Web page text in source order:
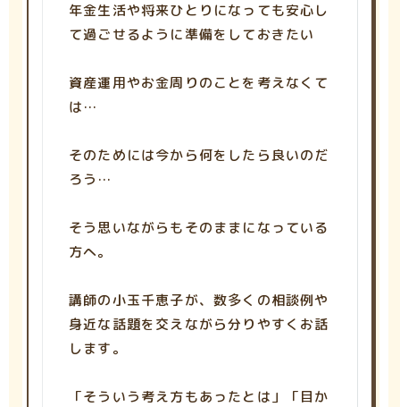
年金生活や将来ひとりになっても安心し
て過ごせるように準備をしておきたい
資産運用やお金周りのことを考えなくて
は…
そのためには今から何をしたら良いのだ
ろう…
そう思いながらもそのままになっている
方へ。
講師の小玉千恵子が、数多くの相談例や
身近な話題を交えながら分りやすくお話
します。
「そういう考え方もあったとは」「目か